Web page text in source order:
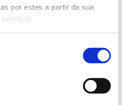
por estes a partir da sua
outras espécies em risco:
em acácia-das-espigas: